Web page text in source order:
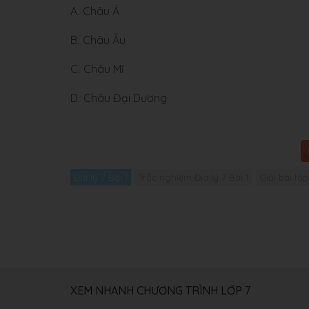
A. Châu Á
B. Châu Âu
C. Châu Mĩ
D. Châu Đại Dương
XEM NHANH CHƯƠNG TRÌNH LỚP 7